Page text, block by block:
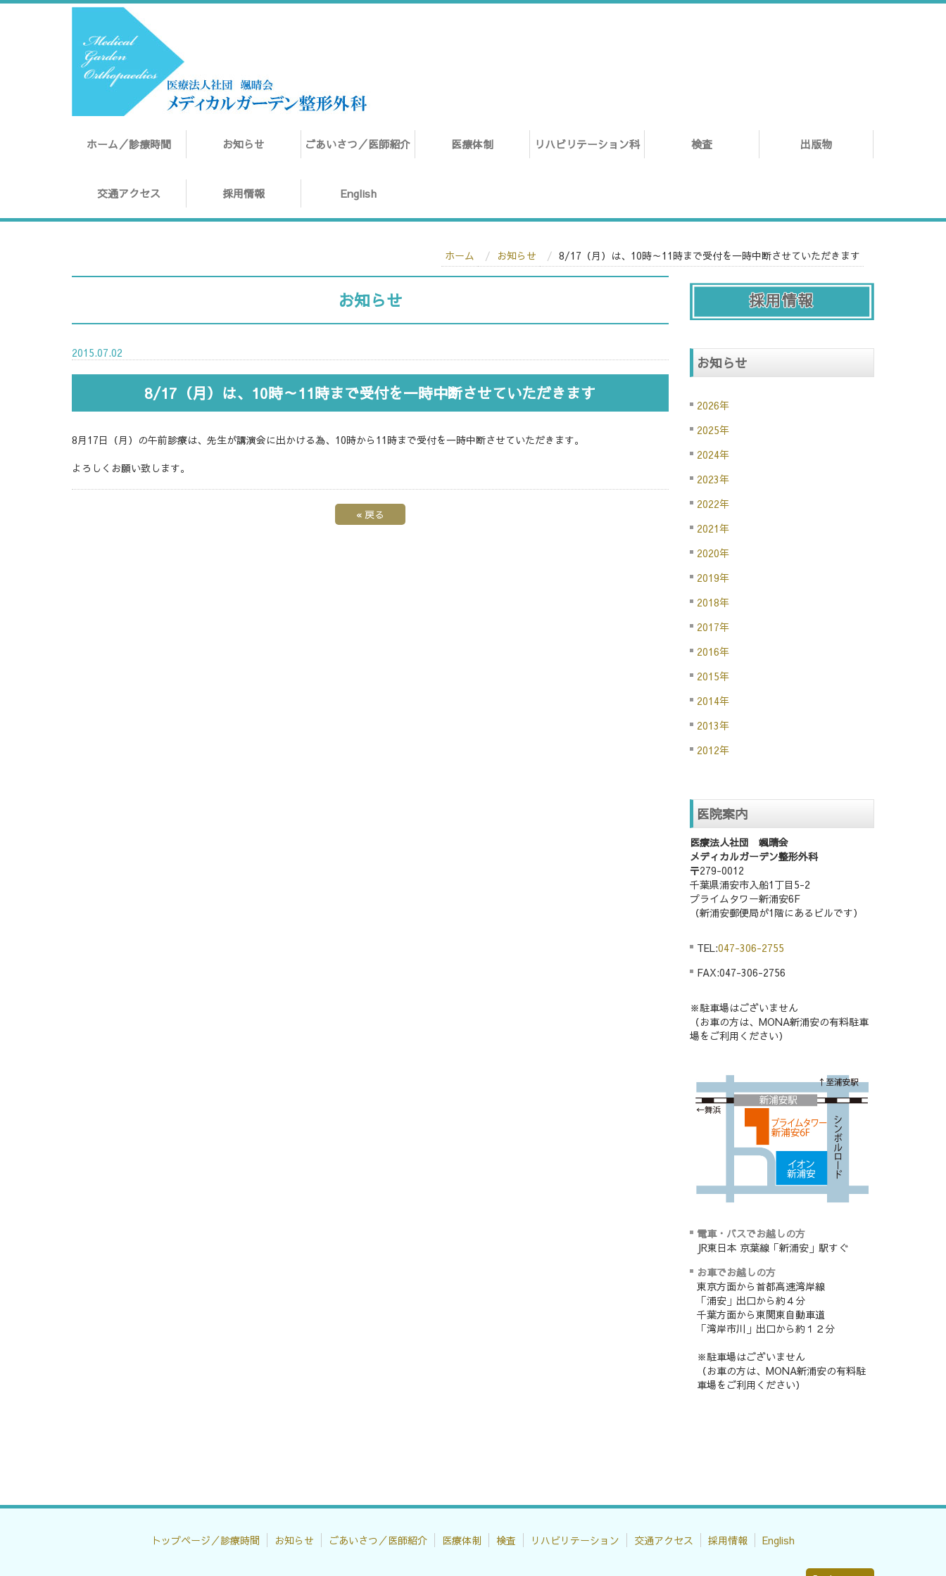
ホーム／診療時間 お知らせ ごあいさつ／医師紹介 医療体制 リハビリテーション科 検査 出版物
交通アクセス 採用情報 English
ホーム お知らせ 8/17（月）は、10時～11時まで受付を一時中断させていただきます
お知らせ
2015.07.02
8/17（月）は、10時～11時まで受付を一時中断させていただきます
8月17日（月）の午前診療は、先生が講演会に出かける為、10時から11時まで受付を一時中断させていただきます。
よろしくお願い致します。
« 戻る
お知らせ
2026年
2025年
2024年
2023年
2022年
2021年
2020年
2019年
2018年
2017年
2016年
2015年
2014年
2013年
2012年
医院案内
医療法人社団 颯晴会
メディカルガーデン整形外科
〒279-0012
千葉県浦安市入船1丁目5-2
プライムタワー新浦安6F
（新浦安郵便局が1階にあるビルです）
TEL:047-306-2755
FAX:047-306-2756
※駐車場はございません
（お車の方は、MONA新浦安の有料駐車
場をご利用ください）
電車・バスでお越しの方
JR東日本 京葉線「新浦安」駅すぐ
お車でお越しの方
東京方面から首都高速湾岸線
「浦安」出口から約４分
千葉方面から東関東自動車道
「湾岸市川」出口から約１２分
※駐車場はございません
（お車の方は、MONA新浦安の有料駐
車場をご利用ください）
トップページ／診療時間 お知らせ ごあいさつ／医師紹介 医療体制 検査 リハビリテーション 交通アクセス 採用情報 English